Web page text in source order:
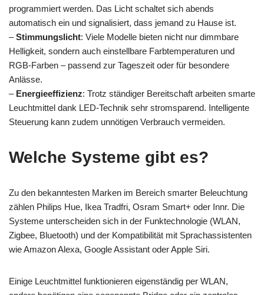
programmiert werden. Das Licht schaltet sich abends
automatisch ein und signalisiert, dass jemand zu Hause ist.
–Stimmungslicht: Viele Modelle bieten nicht nur dimmbare
Helligkeit, sondern auch einstellbare Farbtemperaturen und
RGB-Farben – passend zur Tageszeit oder für besondere
Anlässe.
– Energieeffizienz: Trotz ständiger Bereitschaft arbeiten smarte
Leuchtmittel dank LED-Technik sehr stromsparend. Intelligente
Steuerung kann zudem unnötigen Verbrauch vermeiden.
Welche Systeme gibt es?
Zu den bekanntesten Marken im Bereich smarter Beleuchtung
zählen Philips Hue, Ikea Tradfri, Osram Smart+ oder Innr. Die
Systeme unterscheiden sich in der Funktechnologie (WLAN,
Zigbee, Bluetooth) und der Kompatibilität mit Sprachassistenten
wie Amazon Alexa, Google Assistant oder Apple Siri.
Einige Leuchtmittel funktionieren eigenständig per WLAN,